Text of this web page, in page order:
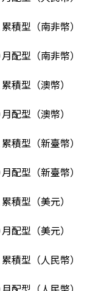
積型（南非幣）
配型（南非幣）
積型（澳幣）
配型（澳幣）
積型（新臺幣）
配型（新臺幣）
積型（美元）
配型（美元）
積型（人民幣）